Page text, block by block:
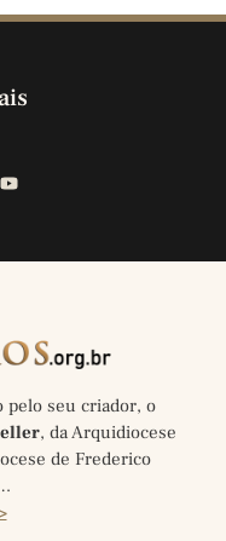
pelo seu criador, o
, da Arquidiocese
de Frederico